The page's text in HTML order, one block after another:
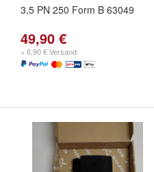
3,5 PN 250 Form B 63049
49,90 €
+ 6,90 € Versand